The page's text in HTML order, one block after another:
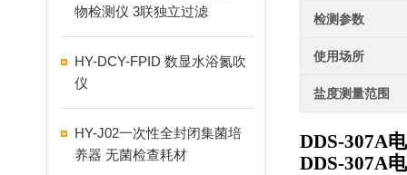
物检测仪 3联独立过滤
HY-DCY-FPID 数显水浴氮吹
仪
HY-J02一次性全封闭集菌培
养器 无菌检查耗材
检测参数
使用场所
盐度测量范围
DDS-307A
DDS-307A